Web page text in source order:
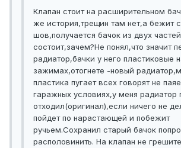
Клапан стоит на расширительном
же история,трещин там нет,а бежит
шов,получается бачок из двух частей
состоит,зачем?Не понял,что значит
радиатор,бачки у него пластиковые
зажимах,отогнете -новый
пластика пугает всех говорят не
гаражных условиях,у меня радиатор
отходил(оригинал),если ничего не
пойдет по нарастающей и побежит
ручьем.Сохранил старый бачок
располовинить. На клапан не